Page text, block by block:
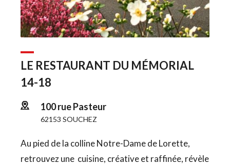
LE RESTAURANT DU MÉMORIAL
14-18
100 rue Pasteur
62153 SOUCHEZ
Au pied de la colline Notre-Dame de Lorette,
retrouvez une  cuisine, créative et raffinée, révèle